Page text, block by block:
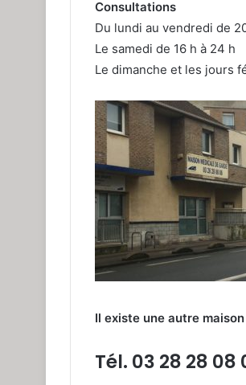
Consultations
Du lundi au vendredi de
Le samedi de 16 h à 24 h
Le dimanche et les jours
Il existe une autre
Tél. 03 28 28 08